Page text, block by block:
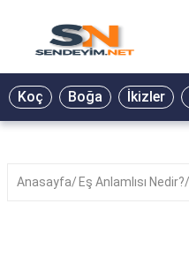
BİYOGRAFİ
GALERİ
Koç Boğa İkizler
Anasayfa Eş Anlamlısı Nedir?